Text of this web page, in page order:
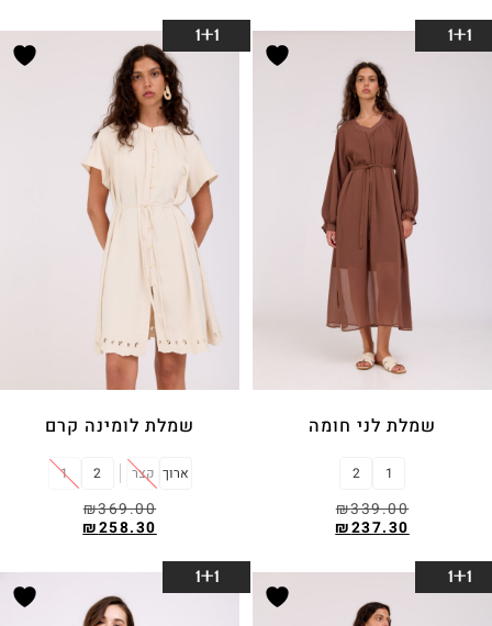
בחר אפשרויות בחר אפשרויות
1+1
שמלת לני חומה
1
2
₪339.00
₪237.30
בחר אפשרויות
1+1
שמלת לומינה קרם
ארוך קצר 2
1
₪369.00
₪258.30
בחר אפשרויות
1+1
1+1